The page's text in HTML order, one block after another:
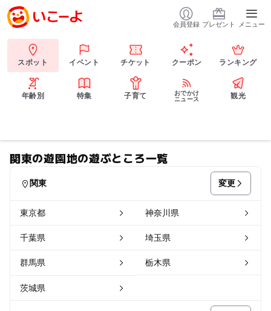
会員登録 プレゼント メニュー
スポット イベント チケット クーポン ランキング
年齢別 特集 子育て
おでかけ
ニュース
観光
関東の遊園地の遊ぶところ一覧
関東 変更
東京都 神奈川県
千葉県 埼玉県
群馬県 栃木県
茨城県